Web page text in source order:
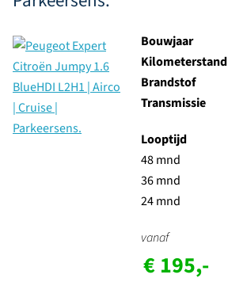
Bouwjaar
Kilometerstand
Brandstof
Transmissie
Looptijd
48 mnd
36 mnd
24 mnd
vanaf
€ 195,-